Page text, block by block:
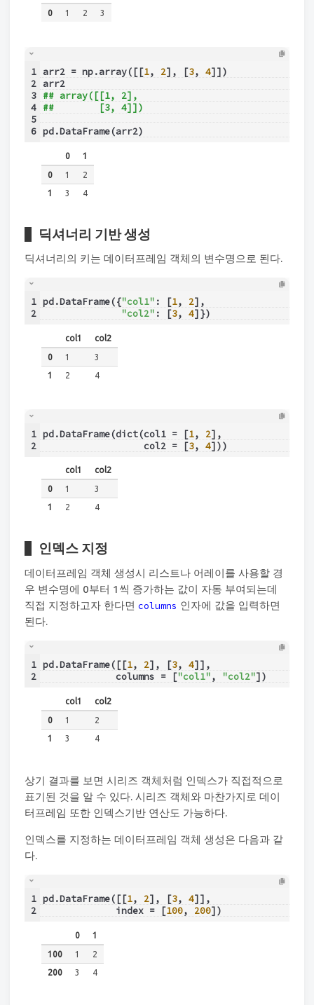
0 1 2 3
1
2
3
4
5
6
arr2 = np.array([[1, 2], [3, 4]])
arr2
## array([[1, 2],
##        [3, 4]])
pd.DataFrame(arr2)
0 1
0 1
2
1
3 4
딕셔너리 기반 생성
딕셔너리의 키는 데이터프레임 객체의 변수명으로 된다.
1
2
pd.DataFrame({"col1" : [1, 2],
"col2" : [3, 4]})
col1 col2
0 1
3
1
2 4
1
2
pd.DataFrame(dict(col1 = [1, 2],
                  col2 = [
3, 4]))
col1 col2
0 1
3
1
2 4
인덱스 지정
데이터프레임 객체 생성시 리스트나 어레이를 사용할 경
우 변수명에 0부터 1씩 증가하는 값이 자동 부여되는데
직접 지정하고자 한다면 columns 인자에 값을 입력하면
된다.
1
2
pd.DataFrame([[1, 2], [3, 4]],
             columns = [
"col1", "col2"])
col1 col2
0 1
2
1
3 4
상기 결과를 보면 시리즈 객체처럼 인덱스가 직접적으로
표기된 것을 알 수 있다. 시리즈 객체와 마찬가지로 데이
터프레임 또한 인덱스기반 연산도 가능하다.
인덱스를 지정하는 데이터프레임 객체 생성은 다음과 같
다.
1
2
pd.DataFrame([[1, 2], [3, 4]],
             index = [
100, 200])
0 1
100 1
2
200
3 4